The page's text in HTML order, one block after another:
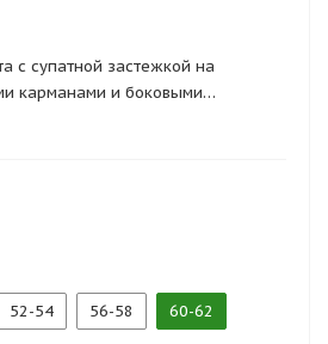
с супатной застежкой на
карманами и боковыми
регулируется хлястиком.
83
52-54 56-58 60-62